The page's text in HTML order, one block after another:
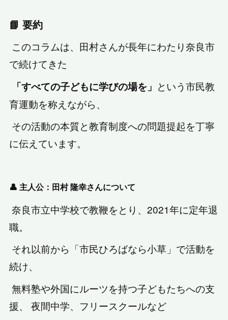
📘 要約
このコラムは、田村さんが長年にわたり奈良市
で続けてきた
「すべての子どもに学びの場を」 という市民教
育運動を称えながら、
その活動の本質と教育制度への問題提起を丁寧
に伝えています。
👤 主人公：田村 隆幸さんについて
奈良市立中学校で教鞭をとり、2021年に定年退
職。
それ以前から「市民ひろばなら小草」で活動を
続け、
無料塾や外国にルーツを持つ子どもたちへの支
援、 夜間中学、フリースクールなど